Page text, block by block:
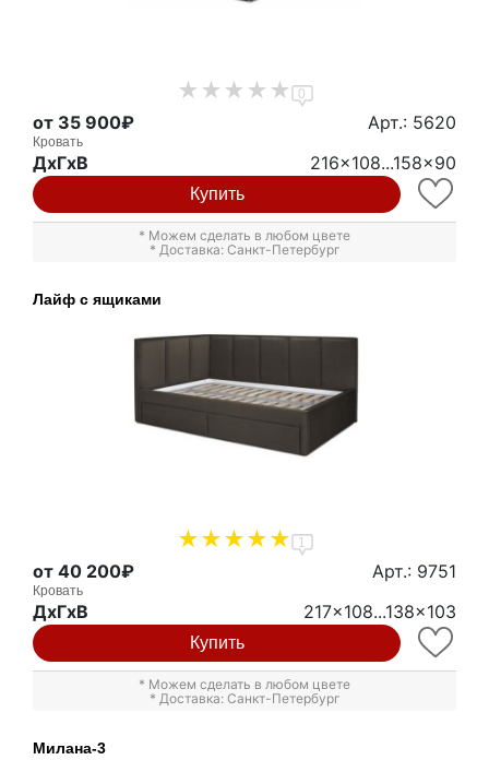
0
от 35 900₽ Арт.: 5620
Кровать
ДxГxВ 216x108...158x90
Купить
* Можем сделать в любом цвете
* Доставка: Санкт-Петербург
Лайф с ящиками
1
от 40 200₽ Арт.: 9751
Кровать
ДxГxВ 217x108...138x103
Купить
* Можем сделать в любом цвете
* Доставка: Санкт-Петербург
Милана-3